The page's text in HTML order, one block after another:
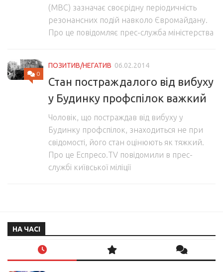
(МВС) зазначає своєрідну періодичність
резонансних подій навколо Євромайдану.
Про це повідомляє прес-служба міністерства
0
ПОЗИТИВ/НЕГАТИВ 06.02.2014
Стан постраждалого від вибуху
у Будинку профспілок важкий
Чоловік, що постраждав від вибуху у
Будинку профспілок, знаходиться не при
свідомості, його стан оцінюють як тяжкий.
Про це Еспресо.TV повідомили в прес-
службі київської міліції
НА ЧАСІ